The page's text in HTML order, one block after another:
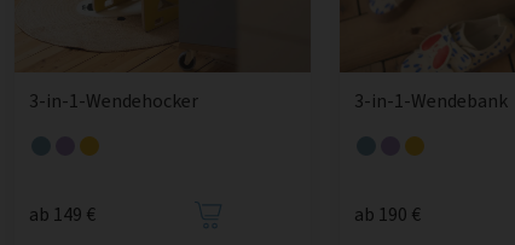
3-in-1-Wendehocker
ab 149 €
3-in-1-Wendebank
ab 190 €